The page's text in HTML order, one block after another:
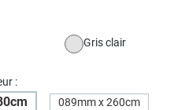
Gris clair
:
089mm x 260cm